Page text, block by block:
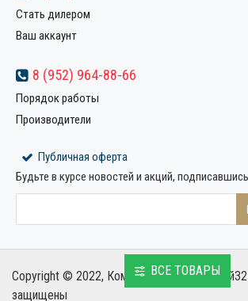
Стать дилером
Ваш аккаунт
8 (952) 964-88-66
Порядок работы
Производители
Публичная оферта
Будьте в курсе новостей и акций,
Copyright © 2022, Компания
защищены
ВСЕ ТОВАРЫ